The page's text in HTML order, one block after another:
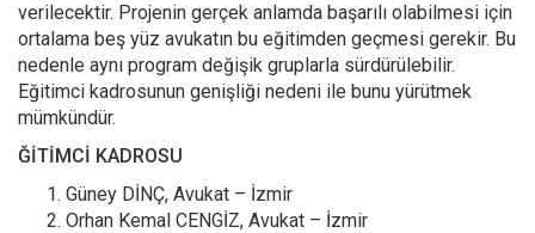
verilecektir. Projenin gerçek anlamda başarılı olabilmesi için
ortalama beş yüz avukatın bu eğitimden geçmesi gerekir. Bu
nedenle aynı program değişik gruplarla sürdürülebilir.
Eğitimci kadrosunun genişliği nedeni ile bunu yürütmek
mümkündür.
ĞİTİMCİ KADROSU
Güney DİNÇ, Avukat – İzmir
Orhan Kemal CENGİZ, Avukat – İzmir